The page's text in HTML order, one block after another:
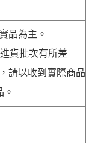
品為主。
貨批次有所差
請以收到實際商品